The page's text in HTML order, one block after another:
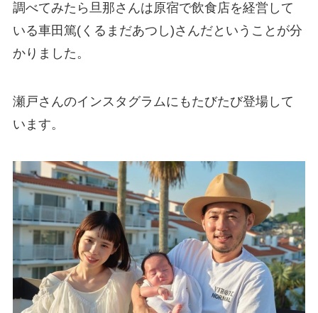
調べてみたら旦那さんは原宿で飲食店を経営して
いる車田篤(くるまだあつし)さんだということが分
かりました。
瀬戸さんのインスタグラムにもたびたび登場して
います。